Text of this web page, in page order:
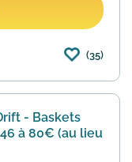
(35)
- Baskets
à 80€ (au lieu